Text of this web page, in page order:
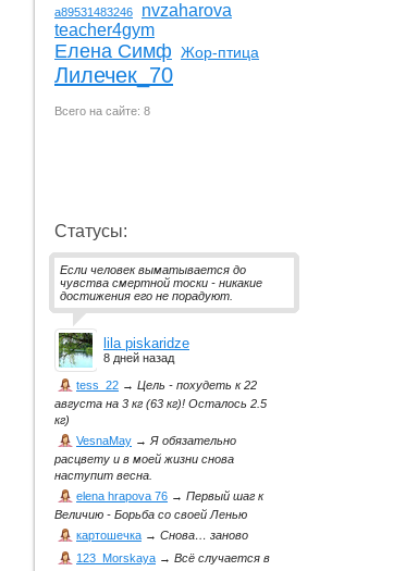
a89531483246
nvzaharova
teacher4gym
Елена Симф Жор-птица
Лилечек_70
Всего на сайте: 8
Статусы:
Если человек выматывается до
чувства смертной тоски - никакие
достижения его не порадуют.
lila piskaridze
8 дней назад
tess_22 → Цель - похудеть к 22
августа на 3 кг (63 кг)! Осталось 2.5
кг)
VesnaMay →Я обязательно
расцвету и в моей жизни снова
наступит весна.
elena hrapova 76 → Первый шаг к
Величию - Борьба со своей Ленью
картошечка → Снова… заново
123_Morskaya → Всё случается в